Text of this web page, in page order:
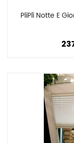
PliPlì Notte E